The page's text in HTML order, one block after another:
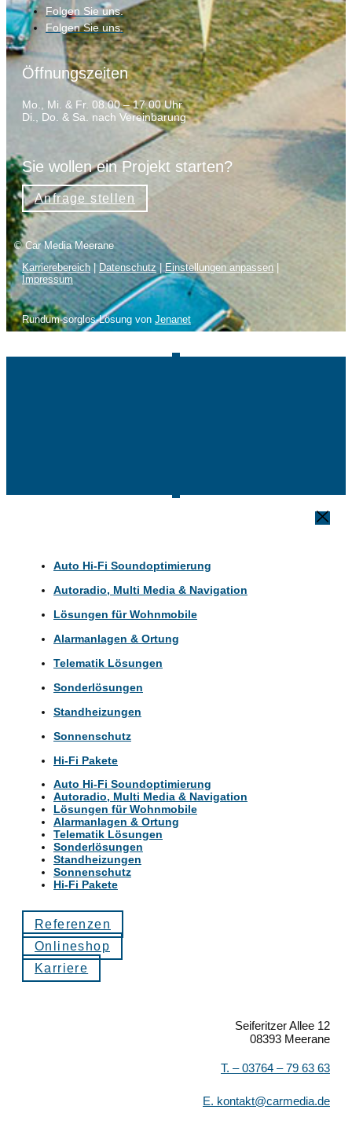
Folgen Sie uns.
Folgen Sie uns.
Öffnungszeiten
Mo., Mi. & Fr. 08.00 – 17.00 Uhr
Di., Do. & Sa. nach Vereinbarung
Sie wollen ein Projekt starten?
Anfrage stellen
© Car Media Meerane
Karrierebereich | Datenschutz | Einstellungen anpassen |
Impressum
Rundum-sorglos-Lösung von Jenanet
Auto Hi-Fi Soundoptimierung
Autoradio, Multi Media & Navigation
Lösungen für Wohnmobile
Alarmanlagen & Ortung
Telematik Lösungen
Sonderlösungen
Standheizungen
Sonnenschutz
Hi-Fi Pakete
Auto Hi-Fi Soundoptimierung
Autoradio, Multi Media & Navigation
Lösungen für Wohnmobile
Alarmanlagen & Ortung
Telematik Lösungen
Sonderlösungen
Standheizungen
Sonnenschutz
Hi-Fi Pakete
Referenzen
Onlineshop
Karriere
Seiferitzer Allee 12
08393 Meerane
T. –03764 – 79 63 63
E. kontakt@carmedia.de